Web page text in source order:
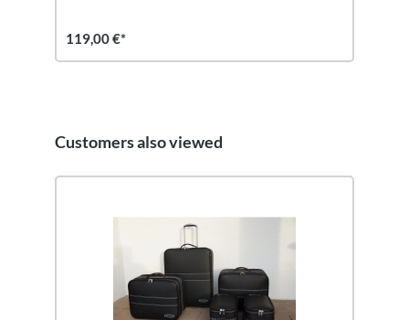
119,00 €*
Ignorer la galerie de produits
Customers also viewed